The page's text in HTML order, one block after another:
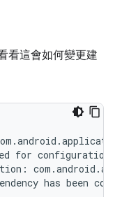
看這會如何變更建
for configuration
has been